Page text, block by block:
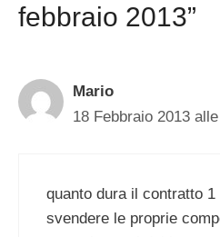
febbraio 2013”
Mario
18 Febbraio 2013
quanto dura il contratto
svendere le proprie